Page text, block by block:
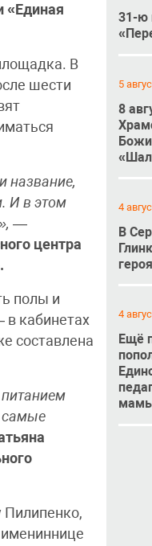
«Единая
В
шести
название,
И в этом
—
центра
полы и
в кабинетах
составлена
самые
Пилипенко,
31-ю
5
8
4
В
4
Ещё